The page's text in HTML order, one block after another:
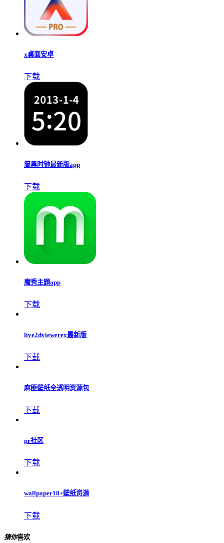
x桌面安卓
下载
简黑时钟最新版app
下载
魔秀主题app
下载
live2dviewerex最新版
下载
下载